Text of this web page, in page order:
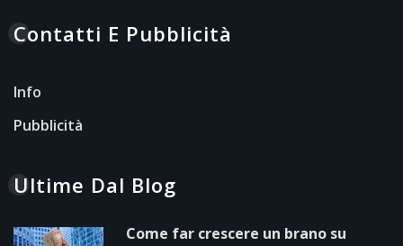
Contatti E Pubblicità
Info
Pubblicità
Ultime Dal Blog
Come far crescere un brano su